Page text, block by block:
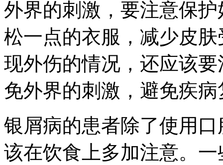
外界的刺激，要注意保
松一点的衣服，减少皮
现外伤的情况，还应该
免外界的刺激，避免疾病
银屑病的患者除了使用
该在饮食上多加注意。